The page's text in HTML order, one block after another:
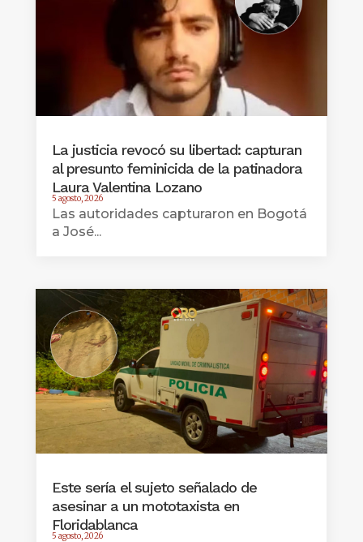
La justicia revocó su libertad: capturan
al presunto feminicida de la patinadora
Laura Valentina Lozano
5 agosto, 2026
Las autoridades capturaron en Bogotá
a José...
Este sería el sujeto señalado de
asesinar a un mototaxista en
Floridablanca
5 agosto, 2026